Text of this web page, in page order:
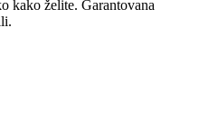
kako želite. Garantovana